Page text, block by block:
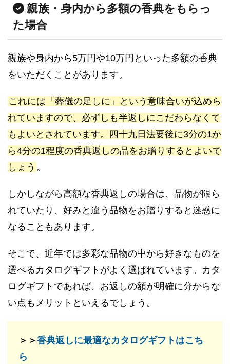
親族・身内から多額の香典をもらっ
た場合
親族や身内から5万円や10万円といった多額の香典
をいただくことがあります。
これには「葬儀の足しに」という意味合いが込めら
れていますので、必ずしも半返しにこだわらなくて
もよいとされています。四十九日法要後に3分の1か
ら4分の1程度の香典返しの品をお贈りするとよいで
しょう 。
しかしながら高額な香典返しの場合は、品物が限ら
れていたり、好みと違う品物をお贈りすると迷惑に
なることもあります。
そこで、近年では多彩な品物の中から好きなものを
選べるカタログギフトがよく選ばれています。カタ
ログギフトであれば、お返しの額が明確に分からな
い点もメリットといえるでしょう。
＞＞香典返しに最適なカタログギフトはこち
ら